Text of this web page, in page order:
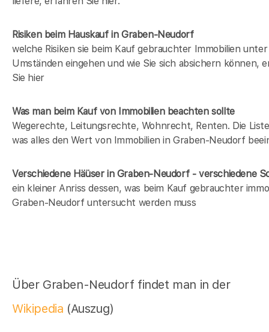
Risiken beim Hauskaufin Graben-Neudorf
welche Risiken sie beim Kauf gebrauchter Immobilien unter
Umständen eingehen und wie Sie sich absichern können,
Sie hier
Was man beim Kauf von Immobilien beachten sollte
Wegerechte, Leitungsrechte, Wohnrecht, Renten. Die
was alles den Wert von Immobilien in Graben-Neudorf
Verschiedene Häüser in Graben-Neudorf - verschiedene
ein kleiner Anriss dessen, was beim Kauf gebrauchter
Graben-Neudorf untersucht werden muss
Über Graben-Neudorf findet man in der
Wikipedia (Auszug)